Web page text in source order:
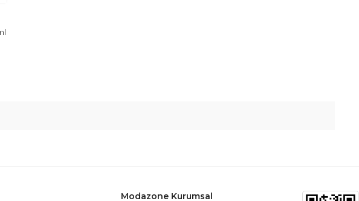
Modazone Kurumsal